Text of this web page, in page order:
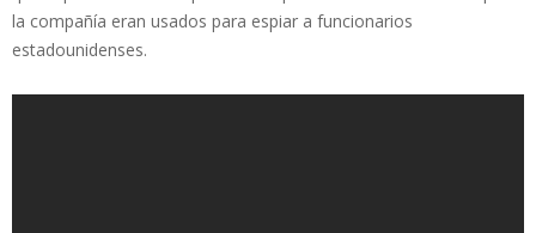
la compañía eran usados para espiar a funcionarios
estadounidenses.